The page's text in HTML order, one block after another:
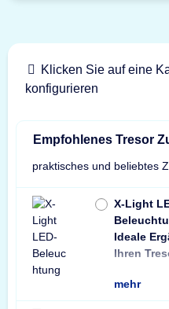
Klicken Sie auf eine
konfigurieren
Empfohlenes Tresor
praktisches und beliebtes
X-Light
Ideale
Ihren
mehr